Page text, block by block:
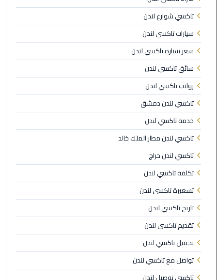
الخط
الساخن
ليموزين
العاصمة
ليموزين
الخط
الساخن
تاكسى
ليموزين
مصر
خدمة
VIP
ايجار
سيارات
في
مصر
ليموزين
اون
تاكسي شوارع لندن
سيارات تاكسي لندن
سعر سياره تاكسي لندن
سائق تاكسي لندن
رواتب تاكسي لندن
تاكسي لندن دمشق
خدمة تاكسي لندن
تاكسي لندن مطار الملك خالد
تاكسي لندن حراج
تكلفة تاكسي لندن
تسعيرة تاكسي لندن
تاريخ تاكسي لندن
تقديم تاكسي لندن
تحميل تاكسي لندن
تواصل مع تاكسي لندن